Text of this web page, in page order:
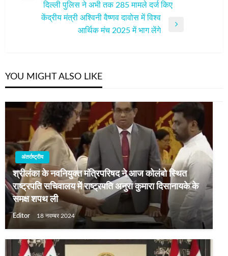
दिल्‍ली पुलिस ने अभी तक 285 मामले दर्ज किए
केंद्रीय मंत्री अश्विनी वैष्णव दावोस में विश्व
आर्थिक मंच 2025 में भाग लेंगे
YOU MIGHT ALSO LIKE
अंतर्राष्ट्रीय
श्रीलंका के नवनियुक्त मंत्रिपरिषद ने आज कोलंबो स्थित
राष्ट्रपति सचिवालय में राष्ट्रपति अनुरा कुमारा दिसानायके के
समक्ष शपथ ली
Editor 18 नवम्बर 2024